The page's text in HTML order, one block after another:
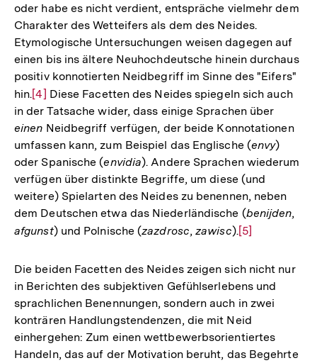
oder habe es nicht verdient, entspräche vielmehr dem
Charakter des Wetteifers als dem des Neides.
Etymologische Untersuchungen weisen dagegen auf
einen bis ins ältere Neuhochdeutsche hinein durchaus
positiv konnotierten Neidbegriff im Sinne des "Eifers"
hin.Zur
Auflösung
der
Fußnote
[4] Diese Facetten des Neides spiegeln sich auch
in der Tatsache wider, dass einige Sprachen über
einen Neidbegriff verfügen, der beide Konnotationen
umfassen kann, zum Beispiel das Englische (envy)
oder Spanische (envidia). Andere Sprachen wiederum
verfügen über distinkte Begriffe, um diese (und
weitere) Spielarten des Neides zu benennen, neben
dem Deutschen etwa das Niederländische (benijden,
afgunst) und Polnische (zazdrosc,zawisc).Zur
der
Fußnote
[5]
Die beiden Facetten des Neides zeigen sich nicht nur
in Berichten des subjektiven Gefühlserlebens und
sprachlichen Benennungen, sondern auch in zwei
konträren Handlungstendenzen, die mit Neid
einhergehen: Zum einen wettbewerbsorientiertes
Handeln, das auf der Motivation beruht, das Begehrte